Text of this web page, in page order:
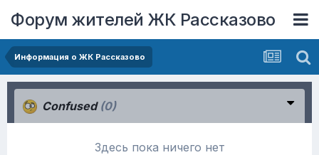
Форум жителей ЖК Рассказово
Информация о ЖК Рассказово
Confused (0)
Здесь пока ничего нет